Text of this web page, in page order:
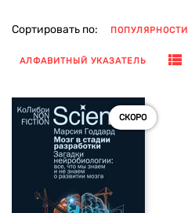
Сортировать по: ПОПУЛЯРНОСТИ
АЛФАВИТНЫЙ УКАЗАТЕЛЬ
СКОРО